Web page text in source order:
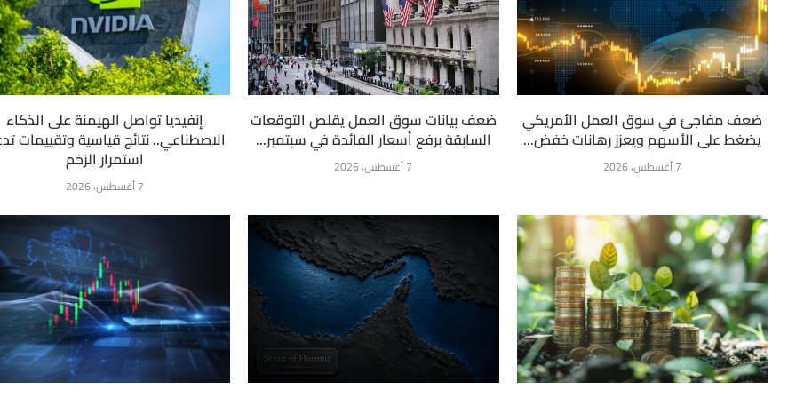
إنفيديا تواصل الهيمنة على الذكاء
الاصطناعي.. نتائج قياسية وتقييمات
استمرار الزخم
7 أغسطس، 2026
ضعف بيانات سوق العمل يقلص التوقعات
السابقة برفع أسعار الفائدة في سبتمبر...
7 أغسطس، 2026
ضعف مفاجئ في سوق العمل الأمريكي
يضغط على الأسهم ويعزز رهانات خفض...
7 أغسطس، 2026